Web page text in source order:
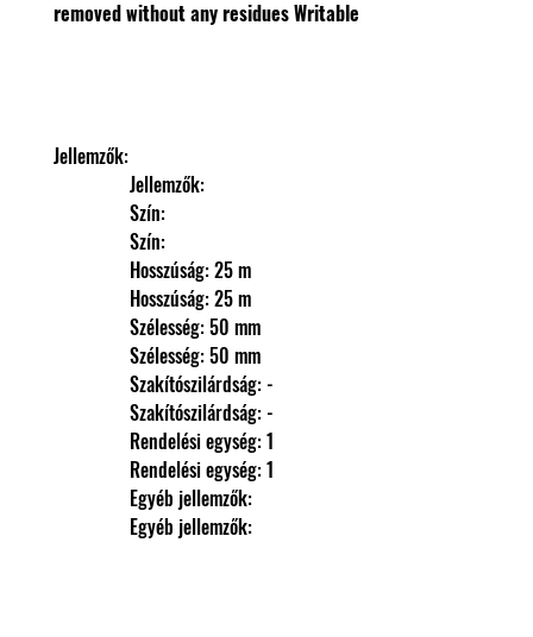
removed without any residuesWritable
Jellemzők:
                Jellemzők:
                Szín:
                Szín:
                Hosszúság: 25 m
                Hosszúság: 25 m
                Szélesség: 50 mm
                Szélesség: 50 mm
                Szakítószilárdság: -
                Szakítószilárdság: -
                Rendelési egység: 1
                Rendelési egység: 1
                Egyéb jellemzők:
                Egyéb jellemzők: